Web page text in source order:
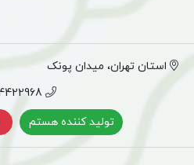
استان تهران، میدان پونک
تولید کننده هستم